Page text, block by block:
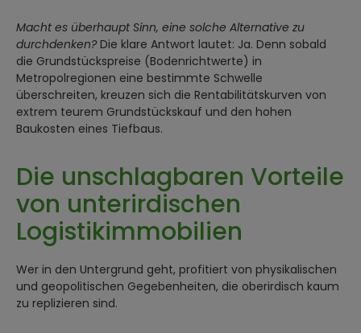
Macht es überhaupt Sinn, eine solche Alternative zu
durchdenken? Die klare Antwort lautet: Ja. Denn sobald
die Grundstückspreise (Bodenrichtwerte) in
Metropolregionen eine bestimmte Schwelle
überschreiten, kreuzen sich die Rentabilitätskurven von
extrem teurem Grundstückskauf und den hohen
Baukosten eines Tiefbaus.
Die unschlagbaren Vorteile
von unterirdischen
Logistikimmobilien
Wer in den Untergrund geht, profitiert von physikalischen
und geopolitischen Gegebenheiten, die oberirdisch kaum
zu replizieren sind.